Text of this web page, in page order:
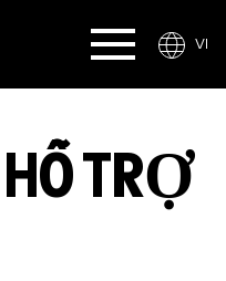
VI
TRỢ